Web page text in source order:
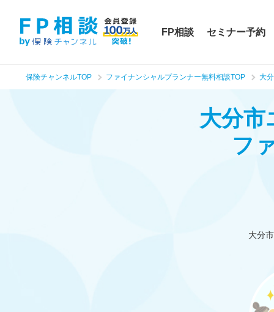
FP相談 セミナー予約
保険チャンネルTOP ファイナンシャルプランナー無料相談TOP 大
大分市
フ
大分